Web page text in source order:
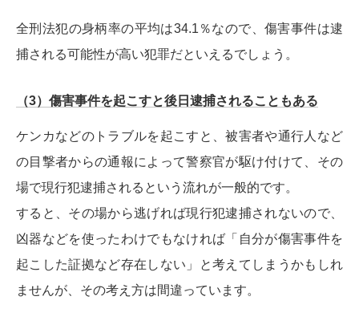
全刑法犯の身柄率の平均は34.1％なので、傷害事件は逮
捕される可能性が高い犯罪だといえるでしょう。
（3）傷害事件を起こすと後日逮捕されることもある
ケンカなどのトラブルを起こすと、被害者や通行人など
の目撃者からの通報によって警察官が駆け付けて、その
場で現行犯逮捕されるという流れが一般的です。
すると、その場から逃げれば現行犯逮捕されないので、
凶器などを使ったわけでもなければ「自分が傷害事件を
起こした証拠など存在しない」と考えてしまうかもしれ
ませんが、その考え方は間違っています。